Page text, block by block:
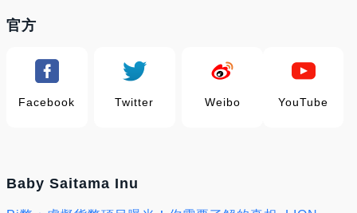
官方
Facebook Twitter Weibo YouTube
Baby Saitama Inu